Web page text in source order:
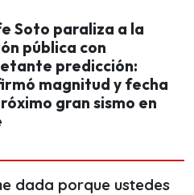
Soto paraliza a la
pública con
predicción:
magnitud y fecha
gran sismo en
dada porque ustedes